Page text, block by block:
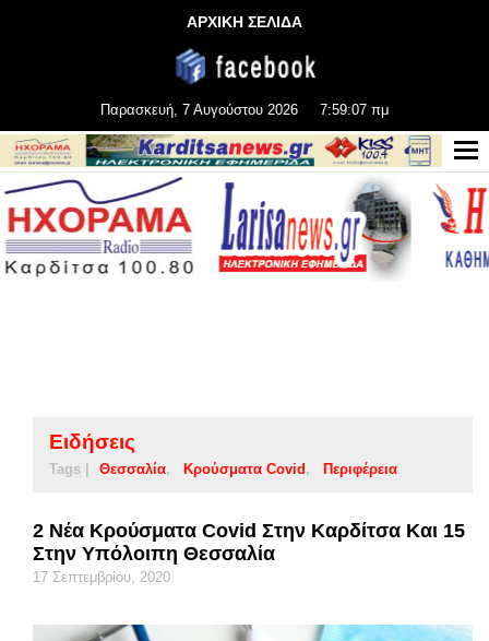
ΑΡΧΙΚΗ ΣΕΛΙΔΑ
Παρασκευή, 7 Αυγούστου 2026 7:59:08 πμ
Ειδήσεις
Tags | Θεσσαλία Κρούσματα Covid Περιφέρεια
2 Νέα Κρούσματα Covid Στην Καρδίτσα Και 15
Στην Υπόλοιπη Θεσσαλία
17 Σεπτεμβρίου, 2020